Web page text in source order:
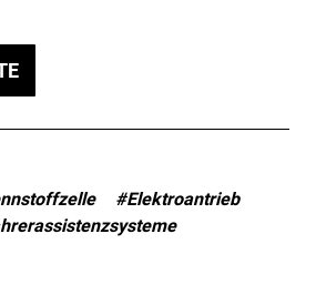
#Elektroantrieb